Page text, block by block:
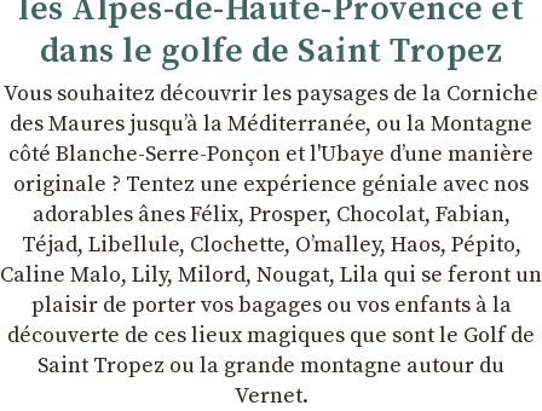
les Alpes-de-Haute-Provence et
dans le golfe de Saint Tropez
Vous souhaitez découvrir les paysages de la Corniche
des Maures jusqu’à la Méditerranée, ou la Montagne
côté Blanche-Serre-Ponçon et l'Ubaye dʼune manière
originale ? Tentez une expérience géniale avec nos
adorables ânes Félix, Prosper, Chocolat, Fabian,
Téjad, Libellule, Clochette, Oʼmalley, Haos, Pépito,
Caline Malo, Lily, Milord, Nougat, Lila qui se feront un
plaisir de porter vos bagages ou vos enfants à la
découverte de ces lieux magiques que sont le Golf de
Saint Tropez ou la grande montagne autour du
Vernet.